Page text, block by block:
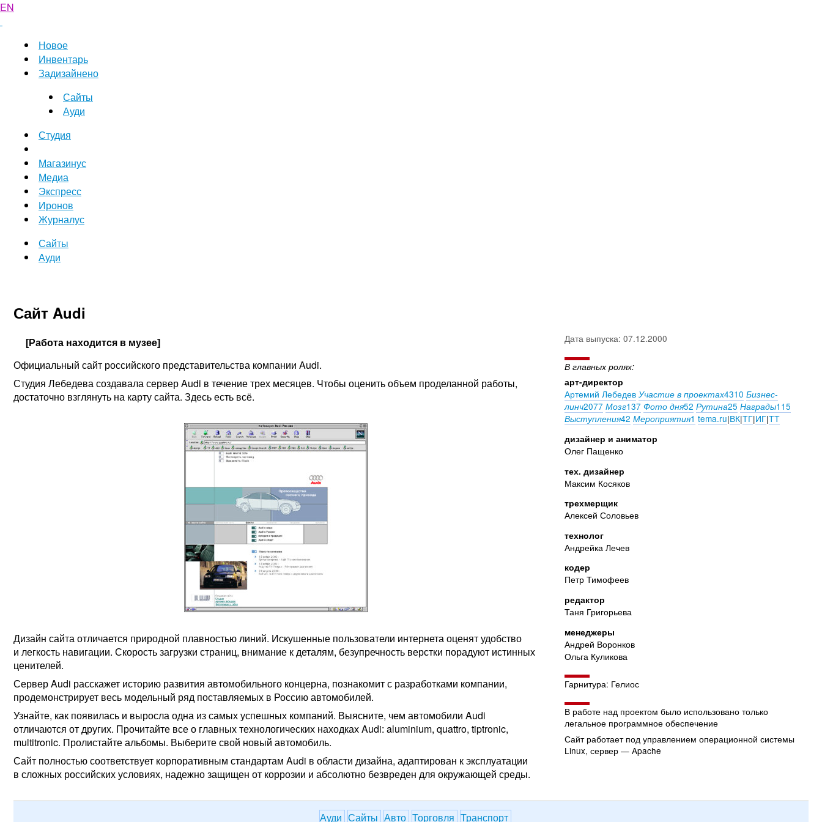
EN
Новое
Инвентарь
Задизайнено
Сайты
Ауди
Студия
Магазинус
Медиа
Экспресс
Иронов
Журналус
Сайты
Ауди
Сайт Audi
[Работа находится в музее]
Официальный сайт российского представительства компании Audi.
Студия Лебедева создавала сервер Audi в течение трех месяцев. Чтобы оценить объем проделанной работы,
достаточно взглянуть на карту сайта. Здесь есть всё.
Дизайн сайта отличается природной плавностью линий. Искушенные пользователи интернета оценят удобство
и легкость навигации. Скорость загрузки страниц, внимание к деталям, безупречность верстки порадуют истинных
ценителей.
Сервер Audi расскажет историю развития автомобильного концерна, познакомит с разработками компании,
продемонстрирует весь модельный ряд поставляемых в Россию автомобилей.
Узнайте, как появилась и выросла одна из самых успешных компаний. Выясните, чем автомобили Audi
отличаются от других. Прочитайте все о главных технологических находках Audi: aluminium, quattro, tiptronic,
multitronic. Пролистайте альбомы. Выберите свой новый автомобиль.
Сайт полностью соответствует корпоративным стандартам Audi в области дизайна, адаптирован к эксплуатации
в сложных российских условиях, надежно защищен от коррозии и абсолютно безвреден для окружающей среды.
Дата выпуска: 07.12.2000
В главных ролях:
арт-директор
Артемий Лебедев Участие в проектах4310 Бизнес-
линч2077 Мозг137 Фото дня52 Рутина25 Награды115
Выступления42 Мероприятия1 tema.ru|ВК|ТГ|ИГ|ТТ
дизайнер и аниматор
Олег Пащенко
тех. дизайнер
Максим Косяков
трехмерщик
Алексей Соловьев
технолог
Андрейка Лечев
кодер
Петр Тимофеев
редактор
Таня Григорьева
менеджеры
Андрей Воронков
Ольга Куликова
Гарнитура: Гелиос
В работе над проектом было использовано только
легальное программное обеспечение
Сайт работает под управлением операционной системы
Linux, сервер — Apache
Ауди Сайты Авто Торговля Транспорт